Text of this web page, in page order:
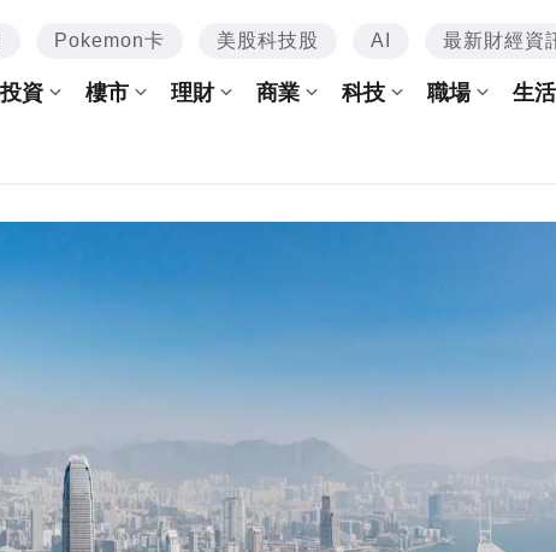
Pokemon卡 美股科技股 AI 最新財經資
投資 樓市 理財 商業 科技 職場 生活